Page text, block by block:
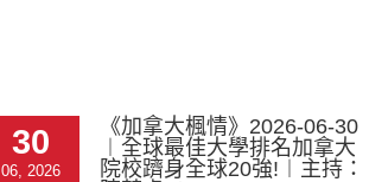
30
06, 2026
《加拿大楓情》2026-06-30
︱全球最佳大學排名加拿大
院校躋身全球20強!︱主持：